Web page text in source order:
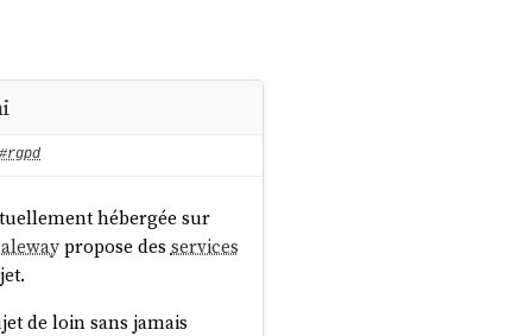
#rgpd
hébergée sur
propose desservices
de loin sans jamais